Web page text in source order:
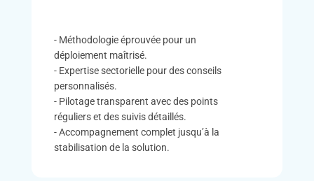
- Méthodologie éprouvée pour un
déploiement maîtrisé.
- Expertise sectorielle pour des conseils
personnalisés.
- Pilotage transparent avec des points
réguliers et des suivis détaillés.
- Accompagnement complet jusqu’à la
stabilisation de la solution.